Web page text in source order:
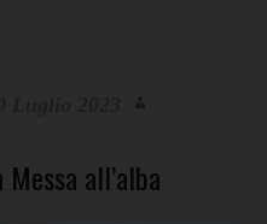
Messa all’alba